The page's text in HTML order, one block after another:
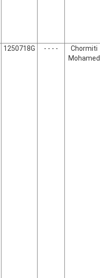
1250718G - - - -
Chormiti
Mohamed